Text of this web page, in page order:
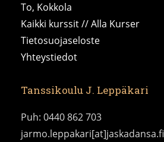
To, Kokkola
Kaikki kurssit // Alla Kurser
Tietosuojaseloste
Yhteystiedot
Tanssikoulu J. Leppäkari
Puh: 0440 862 703
jarmo.leppakari[at]jaskadansa.fi